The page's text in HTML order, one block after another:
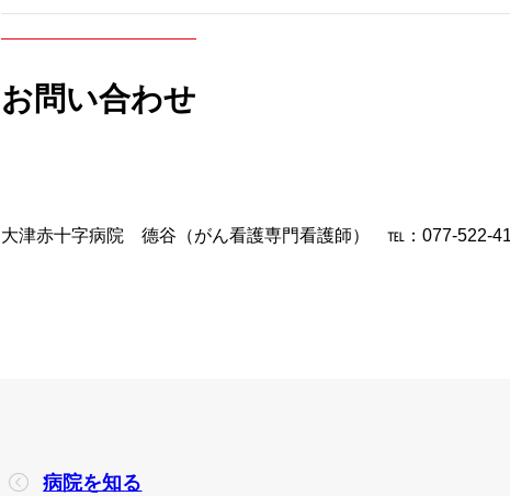
お問い合わせ
大津赤十字病院 德谷（がん看護専門看護師） ℡：077-522-
病院を知る